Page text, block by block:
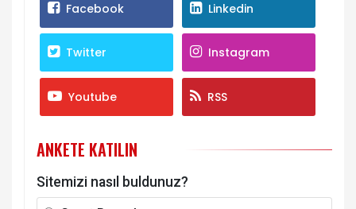
Facebook Linkedin
Twitter Instagram
Youtube RSS
ANKETE KATILIN
Sitemizi nasıl buldunuz?